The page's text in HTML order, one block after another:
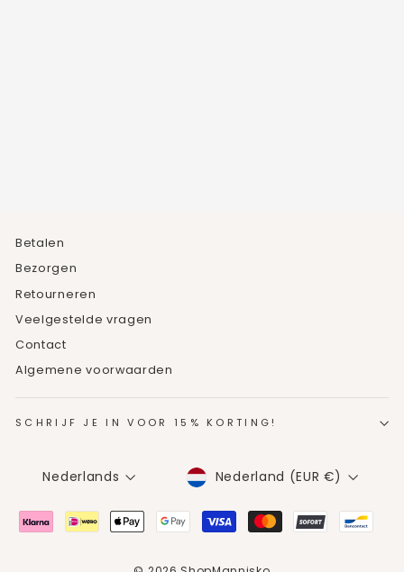
Betalen
Bezorgen
Retourneren
Veelgestelde vragen
Contact
Algemene voorwaarden
SCHRIJF JE IN VOOR 15% KORTING!
TAAL
Nederlands MUNTEENHEID
Nederland (EUR €)